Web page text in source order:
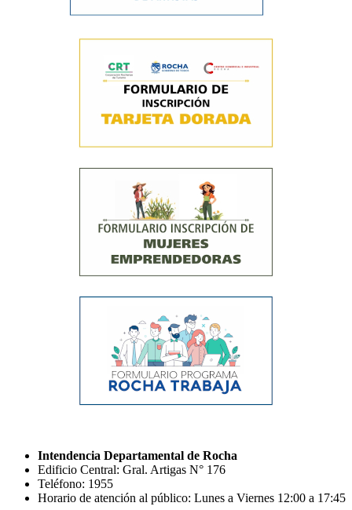
Intendencia Departamental de Rocha
Edificio Central: Gral. Artigas N° 176
Teléfono: 1955
Horario de atención al público: Lunes a Viernes 12:00 a 17:45